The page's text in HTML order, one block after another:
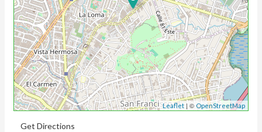
Leaflet | ©OpenStreetMap
Get Directions